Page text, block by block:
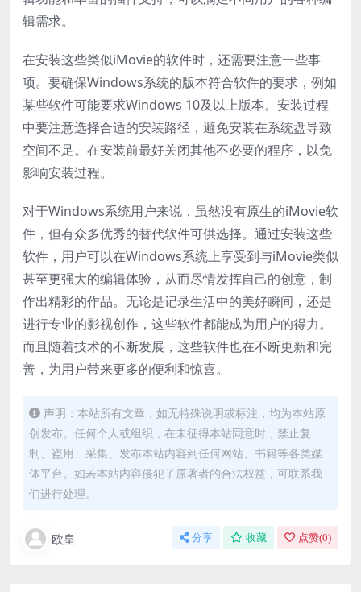
辑需求。
在安装这些类似iMovie的软件时，还需要注意一些事
项。要确保Windows系统的版本符合软件的要求，例如
某些软件可能要求Windows 10及以上版本。安装过程
中要注意选择合适的安装路径，避免安装在系统盘导致
空间不足。在安装前最好关闭其他不必要的程序，以免
影响安装过程。
对于Windows系统用户来说，虽然没有原生的iMovie软
件，但有众多优秀的替代软件可供选择。通过安装这些
软件，用户可以在Windows系统上享受到与iMovie类似
甚至更强大的编辑体验，从而尽情发挥自己的创意，制
作出精彩的作品。无论是记录生活中的美好瞬间，还是
进行专业的影视创作，这些软件都能成为用户的得力。
而且随着技术的不断发展，这些软件也在不断更新和完
善，为用户带来更多的便利和惊喜。
声明：本站所有文章，如无特殊说明或标注，均为本站原
创发布。任何个人或组织，在未征得本站同意时，禁止复
制、盗用、采集、发布本站内容到任何网站、书籍等各类媒
体平台。如若本站内容侵犯了原著者的合法权益，可联系我
们进行处理。
欧皇 分享 收藏 点赞(0)